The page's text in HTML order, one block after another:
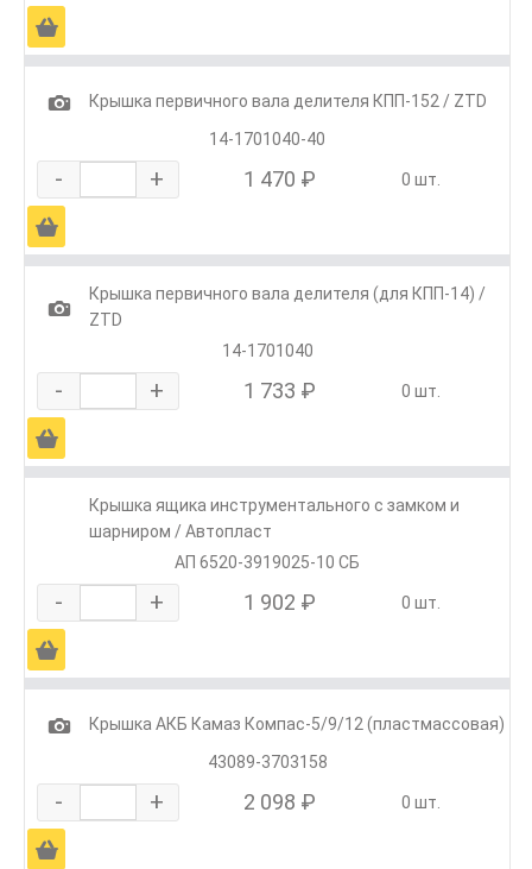
Ä
1
Крышка первичного вала делителя КПП-152 / ZTD
14-1701040-40
- + 1 470 ₽ 0 шт.
Ä
1
Крышка первичного вала делителя (для КПП-14) /
ZTD
14-1701040
- + 1 733 ₽ 0 шт.
Ä
Крышка ящика инструментального с замком и
шарниром / Автопласт
АП 6520-3919025-10 СБ
- + 1 902 ₽ 0 шт.
Ä
1
Крышка АКБ Камаз Компас-5/9/12 (пластмассовая)
43089-3703158
- + 2 098 ₽ 0 шт.
Ä